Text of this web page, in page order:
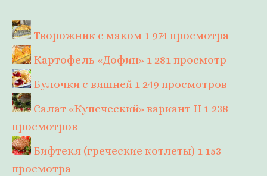
Творожник с маком 1 974 просмотра
Картофель «Дофин» 1 281 просмотр
Булочки с вишней 1 249 просмотров
Салат «Купеческий» вариант II 1 238
просмотров
Бифтекя (греческие котлеты) 1 153
просмотра